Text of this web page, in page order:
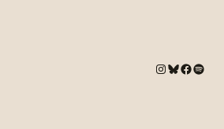
# Bluesky # Spotify